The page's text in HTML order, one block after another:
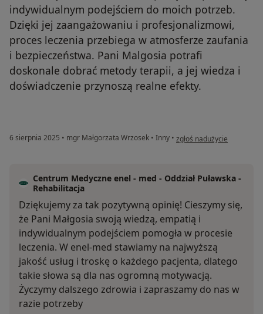
indywidualnym podejściem do moich potrzeb.
Dzięki jej zaangażowaniu i profesjonalizmowi,
proces leczenia przebiega w atmosferze zaufania
i bezpieczeństwa. Pani Malgosia potrafi
doskonale dobrać metody terapii, a jej wiedza i
doświadczenie przynoszą realne efekty.
6 sierpnia 2025 • mgr Małgorzata Wrzosek • Inny • w opinii użytkownika Agata
zgłoś nadużycie
Centrum Medyczne enel - med - Oddział Puławska -
Rehabilitacja
Dziękujemy za tak pozytywną opinię! Cieszymy się,
że Pani Małgosia swoją wiedzą, empatią i
indywidualnym podejściem pomogła w procesie
leczenia. W enel-med stawiamy na najwyższą
jakość usług i troskę o każdego pacjenta, dlatego
takie słowa są dla nas ogromną motywacją.
Życzymy dalszego zdrowia i zapraszamy do nas w
razie potrzeby